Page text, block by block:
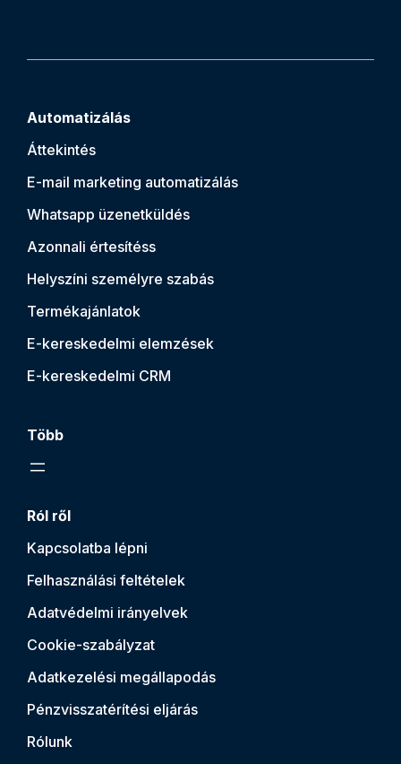
Automatizálás
Áttekintés
E-mail marketing automatizálás
Whatsapp üzenetküldés
Azonnali értesítéss
Helyszíni személyre szabás
Termékajánlatok
E-kereskedelmi elemzések
E-kereskedelmi CRM
Több
Ról ről
Kapcsolatba lépni
Felhasználási feltételek
Adatvédelmi irányelvek
Cookie-szabályzat
Adatkezelési megállapodás
Pénzvisszatérítési eljárás
Rólunk